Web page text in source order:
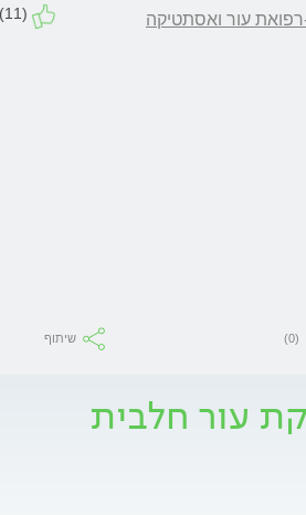
עור ואסתטיקה
(11)
(0) שיתוף
עור חלבית